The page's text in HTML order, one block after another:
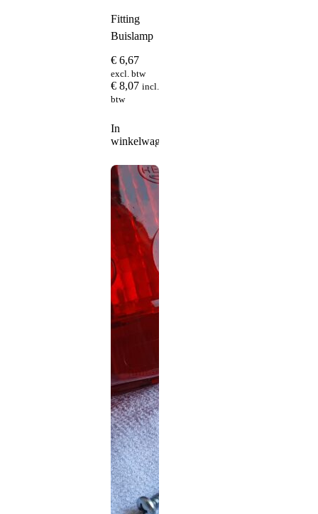
Fitting
Buislamp
€ 6,67
excl. btw
€ 8,07 incl.
btw
In
winkelwagen